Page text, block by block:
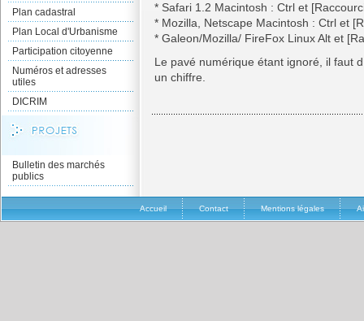
Plan cadastral
Plan Local d'Urbanisme
Participation citoyenne
Numéros et adresses
utiles
DICRIM
Bulletin des marchés
publics
* Safari 1.2 Macintosh : Ctrl et
* Mozilla, Netscape Macintosh : Ctrl et
* Galeon/Mozilla/ FireFox Linux Alt et
Le pavé numérique étant ignoré, il faut
un chiffre.
Accueil Contact Mentions légales